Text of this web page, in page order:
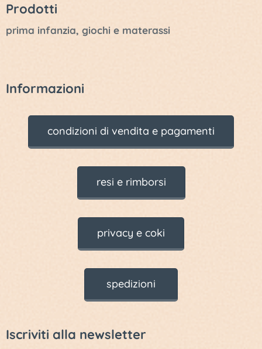
Prodotti
prima infanzia, giochi e materassi
Informazioni
condizioni di vendita e pagamenti
resi e rimborsi
privacy e coki
spedizioni
Iscriviti alla newsletter